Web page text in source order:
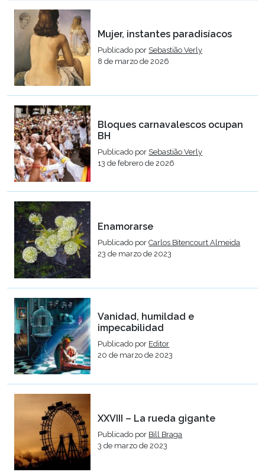
Mujer, instantes paradisíacos
Publicado por Sebastião Verly
8 de marzo de 2026
Bloques carnavalescos ocupan
BH
Publicado por Sebastião Verly
13 de febrero de 2026
Enamorarse
Publicado porCarlos Bitencourt Almeida
23 de marzo de 2023
Vanidad, humildad e
impecabilidad
Publicado por Editor
20 de marzo de 2023
XXVIII – La rueda gigante
Publicado por Bill Braga
3 de marzo de 2023